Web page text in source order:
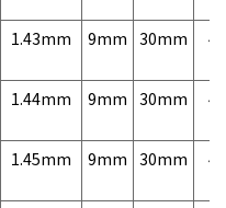
1.43mm 9mm 30mm
1.44mm 9mm 30mm
1.45mm 9mm 30mm